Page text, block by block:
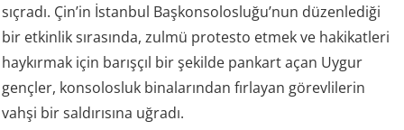
sıçradı. Çin’in İstanbul Başkonsolosluğu’nun düzenlediği
bir etkinlik sırasında, zulmü protesto etmek ve hakikatleri
haykırmak için barışçıl bir şekilde pankart açan Uygur
gençler, konsolosluk binalarından fırlayan görevlilerin
vahşi bir saldırısına uğradı.